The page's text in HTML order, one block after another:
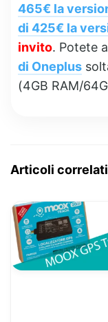
465€ la
di 425€ la
invito. Potete
di Oneplus
(4GB RAM/
Articoli correlati